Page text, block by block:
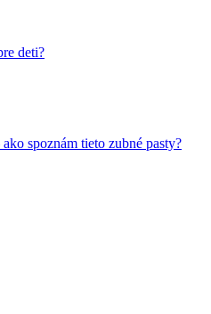
deti?
spoznám tieto zubné pasty?